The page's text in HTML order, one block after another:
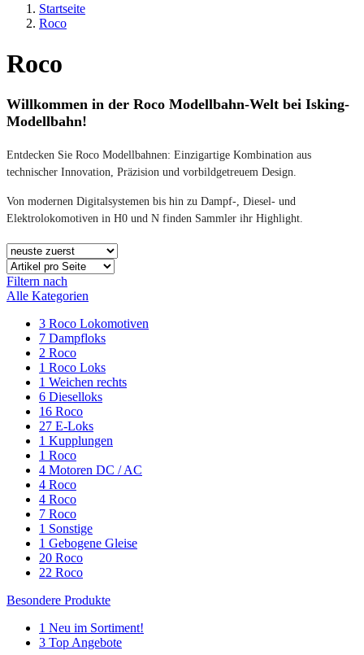
Startseite
Roco
Roco
Willkommen in der Roco Modellbahn-Welt bei Isking-
Modellbahn!
Entdecken Sie Roco Modellbahnen: Einzigartige Kombination aus
technischer Innovation, Präzision und vorbildgetreuem Design.
Von modernen Digitalsystemen bis hin zu Dampf-, Diesel- und
Elektrolokomotiven in H0 und N finden Sammler ihr Highlight.
Filtern nach
Alle Kategorien
3 Roco Lokomotiven
7 Dampfloks
2 Roco
1 Roco Loks
1 Weichen rechts
6 Dieselloks
16 Roco
27 E-Loks
1 Kupplungen
1 Roco
4 Motoren DC / AC
4 Roco
4 Roco
7 Roco
1 Sonstige
1 Gebogene Gleise
20 Roco
22 Roco
Besondere Produkte
1 Neu im Sortiment!
3 Top Angebote